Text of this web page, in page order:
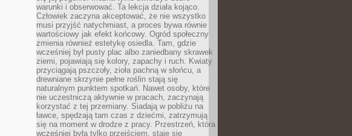
warunki i obserwować. Ta lekcja działa kojąco.
Człowiek zaczyna akceptować, że nie wszystko
musi przyjść natychmiast, a proces bywa równie
wartościowy jak efekt końcowy. Ogród społeczny
zmienia również estetykę osiedla. Tam, gdzie
wcześniej był pusty plac albo zaniedbany skrawek
ziemi, pojawiają się kolory, zapachy i ruch. Kwiaty
przyciągają pszczoły, zioła pachną w słońcu, a
drewniane skrzynie pełne roślin stają się
naturalnym punktem spotkań. Nawet osoby, które
nie uczestniczą aktywnie w pracach, zaczynają
korzystać z tej przemiany. Siadają w pobliżu na
ławce, spędzają tam czas z dziećmi, zatrzymują
się na moment w drodze z pracy. Przestrzeń, która
wcześniej była tylko przejściem, staje się